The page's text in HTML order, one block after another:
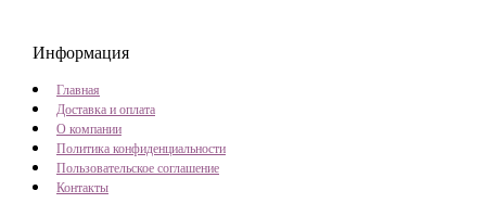
Информация
Главная
Доставка и оплата
О компании
Политика конфиденциальности
Пользовательское соглашение
Контакты